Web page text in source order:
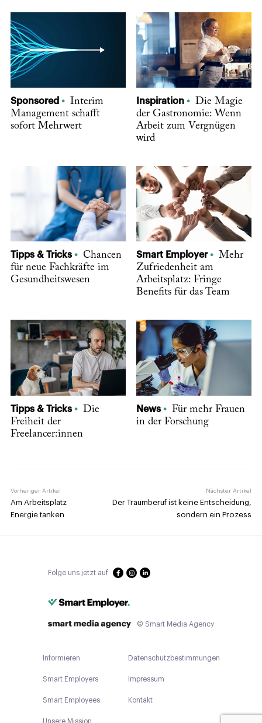
Sponsored
Interim
Management schafft
sofort Mehrwert
Inspiration
Die Magie
der Gastronomie: Wenn
Arbeit zum Vergnügen
wird
Tipps & Tricks
Chancen
für neue Fachkräfte im
Gesundheitswesen
Smart Employer
Mehr
Zufriedenheit am
Arbeitsplatz: Fringe
Benefits für das Team
Tipps & Tricks
Die
Freiheit der
Freelancer:innen
News
Für mehr Frauen
in der Forschung
Vorheriger Artikel
Am Arbeitsplatz
Energie tanken
Nächster Artikel
Der Traumberuf ist keine Entscheidung,
sondern ein Prozess
Folge uns jetzt auf
© Smart Media Agency
Informieren
Smart Employers
Smart Employees
Unsere Mission
Datenschutzbestimmungen
Impressum
Kontakt